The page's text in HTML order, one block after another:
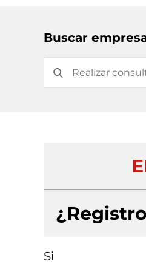
Buscar
Si